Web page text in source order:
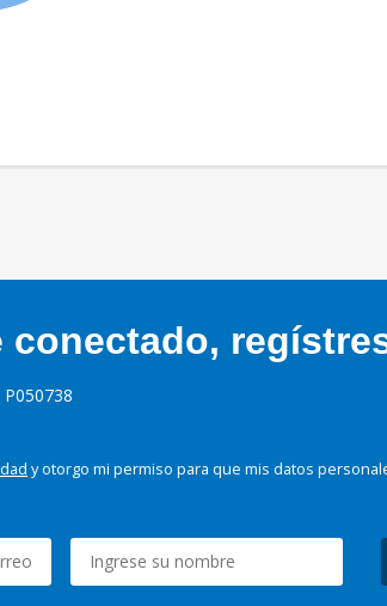
conectado,
y otorgo mi permiso para que mis datos